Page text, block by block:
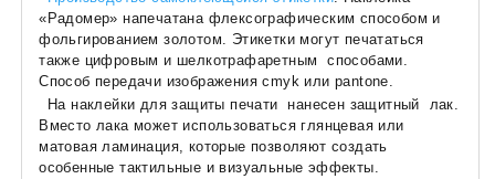
«Радомер» напечатана флексографическим способом и
фольгированием золотом. Этикетки могут печататься
также цифровым и шелкотрафаретным способами.
Способ передачи изображения cmyk или pantone.
На наклейки для защиты печати нанесен защитный лак.
Вместо лака может использоваться глянцевая или
матовая ламинация, которые позволяют создать
особенные тактильные и визуальные эффекты.